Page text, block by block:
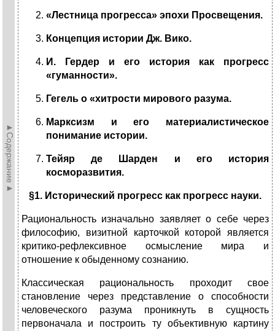
►Содержание►
«Лестница прогресса» эпохи Просвещения.
Концепция истории Дж. Вико.
И. Гердер и его история как прогресс
«гуманности».
Гегель о «хитрости мирового разума.
Марксизм и его материалистическое
понимание истории.
Тейяр де Шарден и его история
косморазвития.
§1. Исторический прогресс как прогресс науки.
Рациональность изначально заявляет о себе через
философию, визитной карточкой которой является
критико-рефлексивное осмысление мира и
отношение к обыденному сознанию.
Классическая рациональность проходит свое
становление через представление о способности
человеческого разума проникнуть в сущность
первоначала и построить ту объективную картину